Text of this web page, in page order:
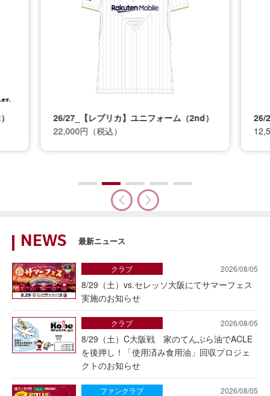
26/27_【レプリカ】ユニフォーム（2nd）
22,000円（税込）
26/
NEWS 最新ニュース
2026/08/05
8/29（土）vs.セレッソ大阪にてサマーフェス
実施のお知らせ
クラブ
2026/08/05
8/29（土）C大阪戦 家のてんぷら油でACLE
を後押し！「使用済み食用油」回収プロジェ
クトのお知らせ
クラブ
2026/08/05
ファンクラブ